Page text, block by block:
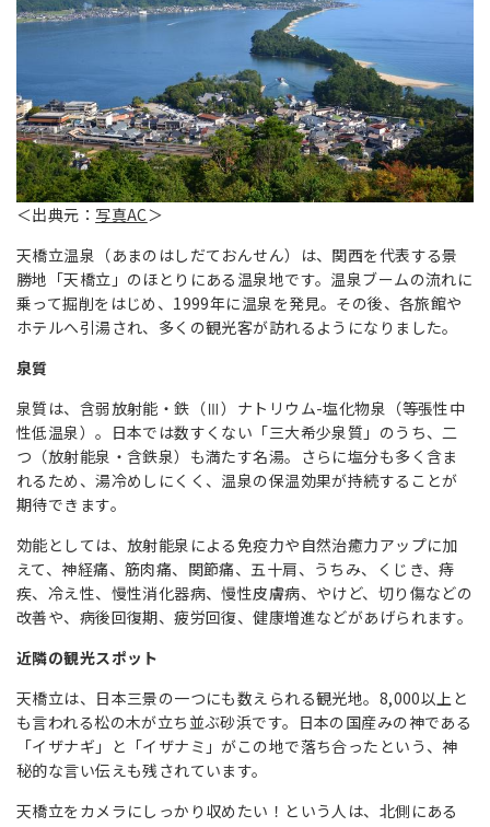
＜出典元： 写真AC＞
天橋立温泉（あまのはしだておんせん）は、関西を代表する景
勝地「天橋立」のほとりにある温泉地です。温泉ブームの流れに
乗って掘削をはじめ、1999年に温泉を発見。その後、各旅館や
ホテルへ引湯され、多くの観光客が訪れるようになりました。
泉質
泉質は、含弱放射能・鉄（Ⅲ）ナトリウム-塩化物泉（等張性中
性低温泉）。日本では数すくない「三大希少泉質」のうち、二
つ（放射能泉・含鉄泉）も満たす名湯。さらに塩分も多く含ま
れるため、湯冷めしにくく、温泉の保温効果が持続することが
期待できます。
効能としては、放射能泉による免疫力や自然治癒力アップに加
えて、神経痛、筋肉痛、関節痛、五十肩、うちみ、くじき、痔
疾、冷え性、慢性消化器病、慢性皮膚病、やけど、切り傷などの
改善や、病後回復期、疲労回復、健康増進などがあげられます。
近隣の観光スポット
天橋立は、日本三景の一つにも数えられる観光地。8,000以上と
も言われる松の木が立ち並ぶ砂浜です。日本の国産みの神である
「イザナギ」と「イザナミ」がこの地で落ち合ったという、神
秘的な言い伝えも残されています。
天橋立をカメラにしっかり収めたい！という人は、北側にある